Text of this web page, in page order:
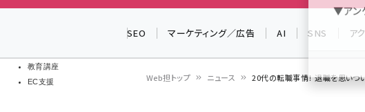
教育講座
EC支援
SEO マーケティング／広告 AI SNS ア
Web担トップ ニュース 20代の転職事情！ 退職を思いつ
▼アンケ